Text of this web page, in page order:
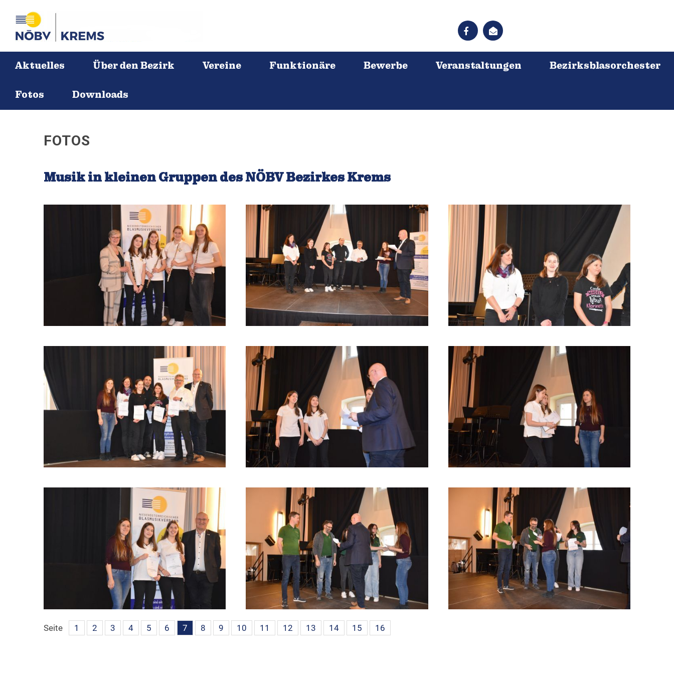
Aktuelles Über den Bezirk Vereine Funktionäre Bewerbe Veranstaltungen Bezirksblasorchester
Fotos Downloads
FOTOS
Musik in kleinen Gruppen des NÖBV Bezirkes Krems
Seite 1 2 3 4 5 6 7 8 9 10 11 12 13 14 15 16